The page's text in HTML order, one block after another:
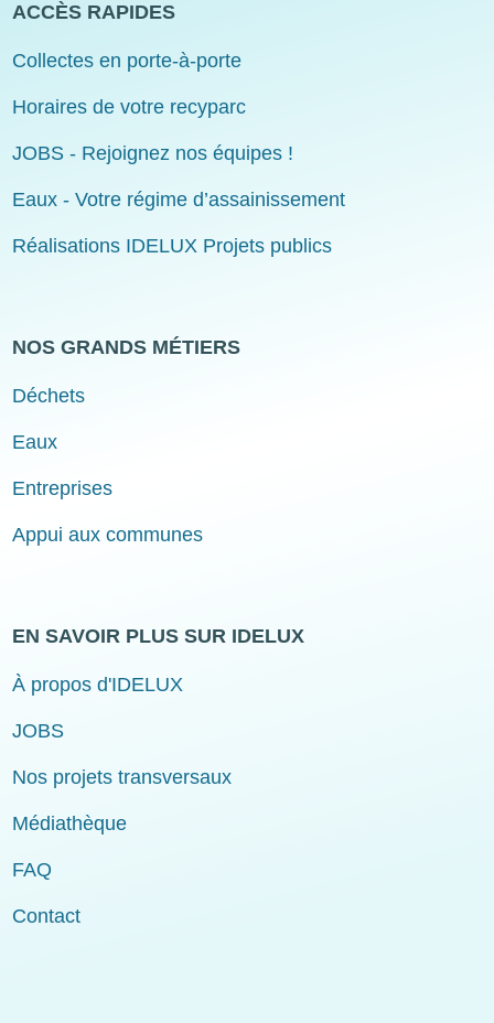
ACCÈS RAPIDES
Collectes en porte-à-porte
Horaires de votre recyparc
JOBS - Rejoignez nos équipes !
Eaux - Votre régime d’assainissement
Réalisations IDELUX Projets publics
NOS GRANDS MÉTIERS
Déchets
Eaux
Entreprises
Appui aux communes
EN SAVOIR PLUS SUR IDELUX
À propos d'IDELUX
JOBS
Nos projets transversaux
Médiathèque
FAQ
Contact